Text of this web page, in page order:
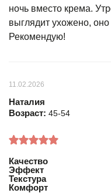
ночь вместо крема.
выглядит ухожено,
Рекомендую!
11.02.2026
Наталия
Возраст: 45-54
Качество
Эффект
Текстура
Комфорт